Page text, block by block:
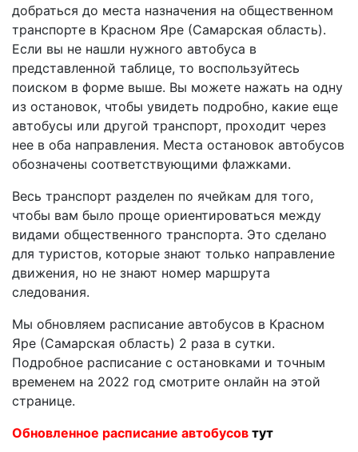
добраться до места назначения на общественном
транспорте в Красном Яре (Самарская область).
Если вы не нашли нужного автобуса в
представленной таблице, то воспользуйтесь
поиском в форме выше. Вы можете нажать на одну
из остановок, чтобы увидеть подробно, какие еще
автобусы или другой транспорт, проходит через
нее в оба направления. Места остановок автобусов
обозначены соответствующими флажками.
Весь транспорт разделен по ячейкам для того,
чтобы вам было проще ориентироваться между
видами общественного транспорта. Это сделано
для туристов, которые знают только направление
движения, но не знают номер маршрута
следования.
Мы обновляем расписание автобусов в Красном
Яре (Самарская область) 2 раза в сутки.
Подробное расписание с остановками и точным
временем на 2022 год смотрите онлайн на этой
странице.
Обновленное расписание автобусов тут